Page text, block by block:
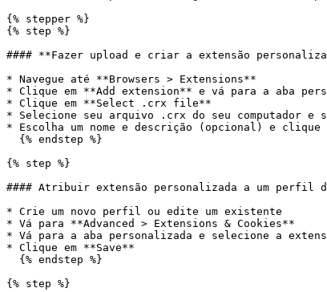
{% stepper %}
{% step %}
#### **Fazer upload e criar a extensão
* Navegue até **Browsers > Extensions**
* Clique em **Add extension** e vá para a aba
* Clique em **Select .crx file**
* Selecione seu arquivo .crx do seu computador
* Escolha um nome e descrição (opcional) e clique
{% step %}
#### Atribuir extensão personalizada a um perfil
* Crie um novo perfil ou edite um existente
* Vá para **Advanced > Extensions & Cookies**
* Vá para a aba personalizada e selecione a
* Clique em **Save**
{% step %}